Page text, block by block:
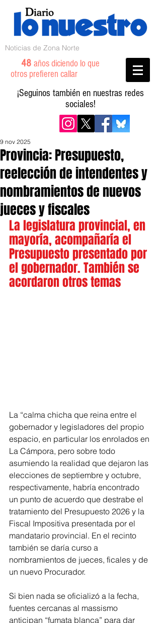
Noticias de Zona Norte
48 años diciendo lo que
otros prefieren callar
¡Seguinos también en nuestras redes
sociales!
Provincia: Presupuesto,
reelección de intendentes y
nombramientos de nuevos
jueces y fiscales
9 nov 2025
La legislatura provincial, en
mayoría, acompañaría el
Presupuesto presentado por
el gobernador. También se
acordaron otros temas
La “calma chicha que reina entre el
gobernador y legisladores del propio
espacio, en particular los enrolados en
La Cámpora, pero sobre todo
asumiendo la realidad que dejaron las
elecciones de septiembre y octubre,
respectivamente, habría encontrado
un punto de acuerdo que destrabe el
tratamiento del Presupuesto 2026 y la
Fiscal Impositiva presentada por el
mandatario provincial. En el recinto
también se daría curso a
nombramientos de jueces, ficales y de
un nuevo Procurador.
Si bien nada se oficializó a la fecha,
fuentes cercanas al massismo
anticipan “fumata blanca” para dar